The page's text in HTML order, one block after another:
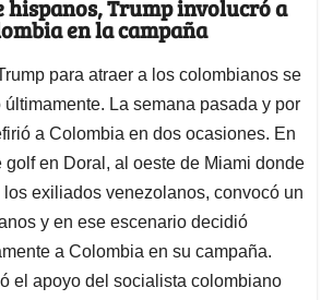
hispanos, Trump involucró a
en la campaña
para atraer a los colombianos se
La semana pasada y por
a Colombia en dos ocasiones. En
golf en Doral, al oeste de Miami donde
exiliados venezolanos, convocó un
y en ese escenario decidió
a Colombia en su campaña.
el apoyo del socialista colombiano